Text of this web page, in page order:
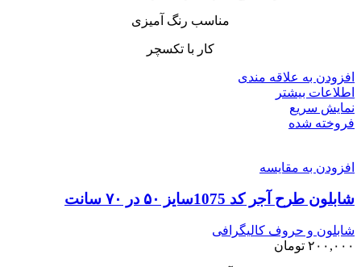
مناسب رنگ آمیزی
کار با تکسچر
افزودن به علاقه مندی
اطلاعات بیشتر
نمایش سریع
فروخته شده
افزودن به مقایسه
شابلون طرح آجر کد 1075سایز ۵۰ در ۷۰ سانت
شابلون و حروف کالیگرافی
۲۰۰,۰۰۰ تومان